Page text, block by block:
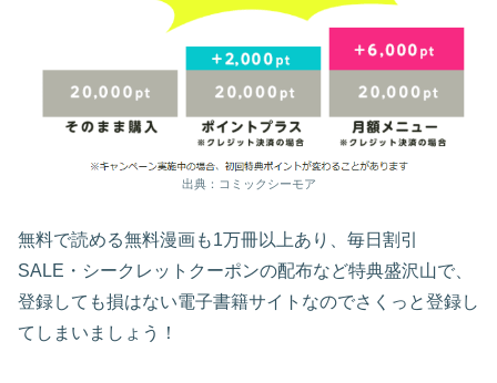
出典：コミックシーモア
無料で読める無料漫画も1万冊以上あり、毎日割引
SALE・シークレットクーポンの配布など特典盛沢山で、
登録しても損はない電子書籍サイトなのでさくっと登録し
てしまいましょう！